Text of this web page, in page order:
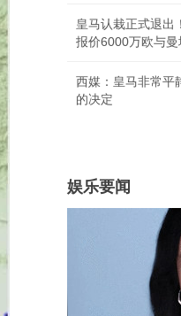
皇马认栽正式退出
报价6000万欧与曼
西媒：皇马非常平
的决定
娱乐要闻